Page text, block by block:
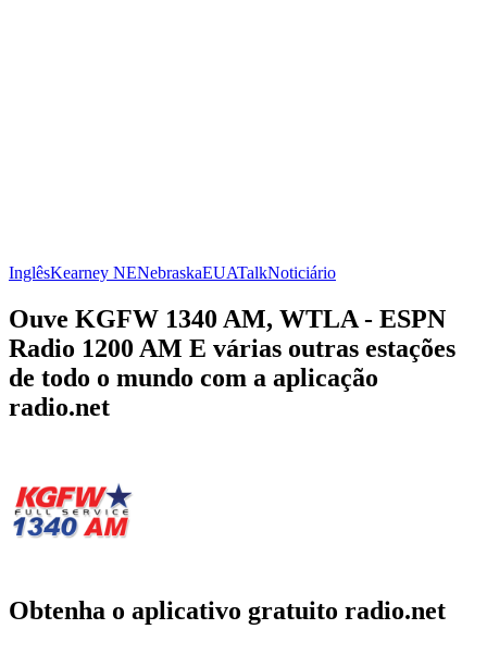
InglêsKearney NENebraskaEUATalkNoticiário
Ouve KGFW 1340 AM, WTLA - ESPN
Radio 1200 AM E várias outras estações
de todo o mundo com a aplicação
radio.net
Obtenha o aplicativo gratuito radio.net